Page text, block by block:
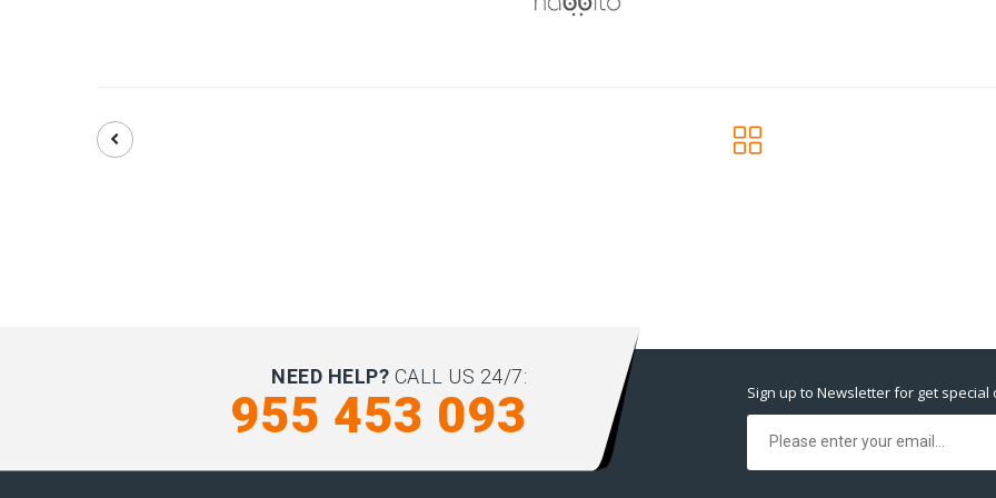
NEED HELP? CALL US 24/7:
955 453 093 Sign up to Newsletter for get special